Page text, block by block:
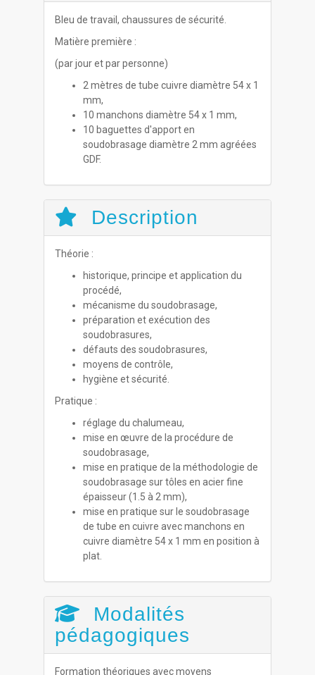
Bleu de travail, chaussures de sécurité.
Matière première :
(par jour et par personne)
2 mètres de tube cuivre diamètre 54 x 1
mm,
10 manchons diamètre 54 x 1 mm,
10 baguettes d'apport en
soudobrasage diamètre 2 mm agréées
GDF.
Description
Théorie :
historique, principe et application du
procédé,
mécanisme du soudobrasage,
préparation et exécution des
soudobrasures,
défauts des soudobrasures,
moyens de contrôle,
hygiène et sécurité.
Pratique :
réglage du chalumeau,
mise en œuvre de la procédure de
soudobrasage,
mise en pratique de la méthodologie de
soudobrasage sur tôles en acier fine
épaisseur (1.5 à 2 mm),
mise en pratique sur le soudobrasage
de tube en cuivre avec manchons en
cuivre diamètre 54 x 1 mm en position à
plat.
Modalités
pédagogiques
Formation théoriques avec moyens